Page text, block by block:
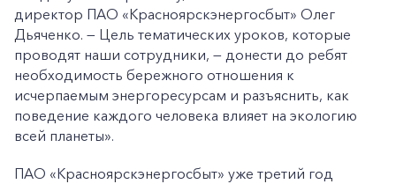
директор ПАО «Красноярскэнергосбыт» Олег
Дьяченко. — Цель тематических уроков, которые
проводят наши сотрудники, — донести до ребят
необходимость бережного отношения к
исчерпаемым энергоресурсам и разъяснить, как
поведение каждого человека влияет на экологию
всей планеты».
ПАО «Красноярскэнергосбыт» уже третий год